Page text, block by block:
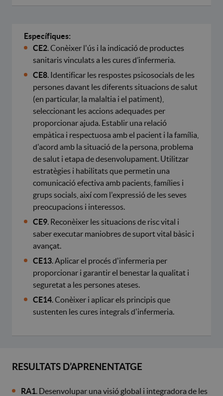
Específiques:
CE2 . Conèixer l'ús i la indicació de productes
sanitaris vinculats a les cures d’infermeria.
CE8 . Identificar les respostes psicosocials de les
persones davant les diferents situacions de salut
(en particular, la malaltia i el patiment),
seleccionant les accions adequades per
proporcionar ajuda. Establir una relació
empàtica i respectuosa amb el pacient i la família,
d'acord amb la situació de la persona, problema
de salut i etapa de desenvolupament. Utilitzar
estratègies i habilitats que permetin una
comunicació efectiva amb pacients, famílies i
grups socials, així com l'expressió de les seves
preocupacions i interessos.
CE9 . Reconèixer les situacions de risc vital i
saber executar maniobres de suport vital bàsic i
avançat.
CE13 . Aplicar el procés d'infermeria per
proporcionar i garantir el benestar la qualitat i
seguretat a les persones ateses.
CE14 . Conèixer i aplicar els principis que
sustenten les cures integrals d'infermeria.
RESULTATS D’APRENENTATGE
RA1 . Desenvolupar una visió global i integradora de les